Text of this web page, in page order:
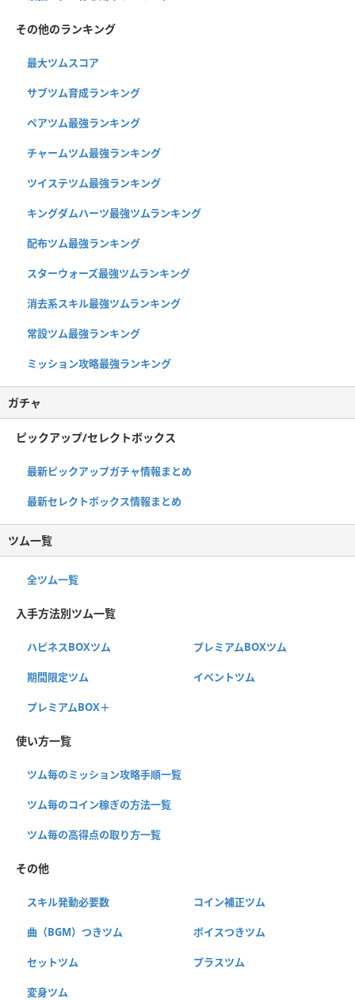
その他のランキング
最大ツムスコア
サブツム育成ランキング
ペアツム最強ランキング
チャームツム最強ランキング
ツイステツム最強ランキング
キングダムハーツ最強ツムランキング
配布ツム最強ランキング
スターウォーズ最強ツムランキング
消去系スキル最強ツムランキング
常設ツム最強ランキング
ミッション攻略最強ランキング
ガチャ
ピックアップ/セレクトボックス
最新ピックアップガチャ情報まとめ
最新セレクトボックス情報まとめ
ツム一覧
全ツム一覧
入手方法別ツム一覧
ハピネスBOXツム プレミアムBOXツム
期間限定ツム イベントツム
プレミアムBOX＋
使い方一覧
ツム毎のミッション攻略手順一覧
ツム毎のコイン稼ぎの方法一覧
ツム毎の高得点の取り方一覧
その他
スキル発動必要数 コイン補正ツム
曲（BGM）つきツム ボイスつきツム
セットツム プラスツム
変身ツム